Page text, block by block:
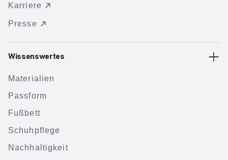
Karriere
Presse
Wissenswertes
Materialien
Passform
Fußbett
Schuhpflege
Nachhaltigkeit